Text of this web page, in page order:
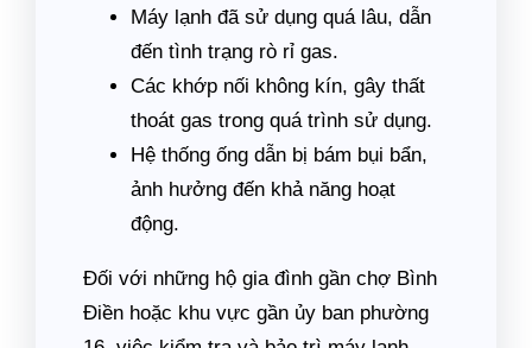
Máy lạnh đã sử dụng quá lâu, dẫn
đến tình trạng rò rỉ gas.
Các khớp nối không kín, gây thất
thoát gas trong quá trình sử dụng.
Hệ thống ống dẫn bị bám bụi bẩn,
ảnh hưởng đến khả năng hoạt
động.
Đối với những hộ gia đình gần chợ Bình
Điền hoặc khu vực gần ủy ban phường